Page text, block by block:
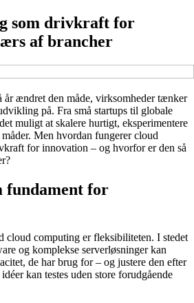
som drivkraft for
af brancher
år ændret den måde, virksomheder tænker
på. Fra små startups til globale
muligt at skalere hurtigt, eksperimentere
Men hvordan fungerer cloud
for innovation – og hvorfor er den så
fundament for
cloud computing er fleksibiliteten. I stedet
og komplekse serverløsninger kan
de har brug for – og justere den efter
kan testes uden store forudgående